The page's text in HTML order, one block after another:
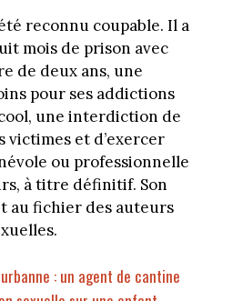
reconnu coupable. Il a
mois de prison avec
de deux ans, une
pour ses addictions
une interdiction de
victimes et d’exercer
ou professionnelle
à titre définitif. Son
au fichier des auteurs
: un agent de cantine